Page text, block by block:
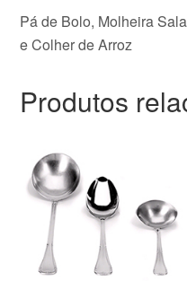
Pá de Bolo, Molheira
e Colher de Arroz
Produtos